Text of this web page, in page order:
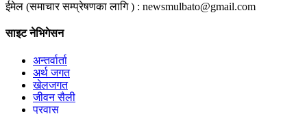
ईमेल (समाचार सम्प्रेषणका लागि ) : newsmulbato@gmail.com
साइट नेभिगेसन
अन्तर्वार्ता
अर्थ जगत
खेलजगत
जीवन सैली
प्रवास